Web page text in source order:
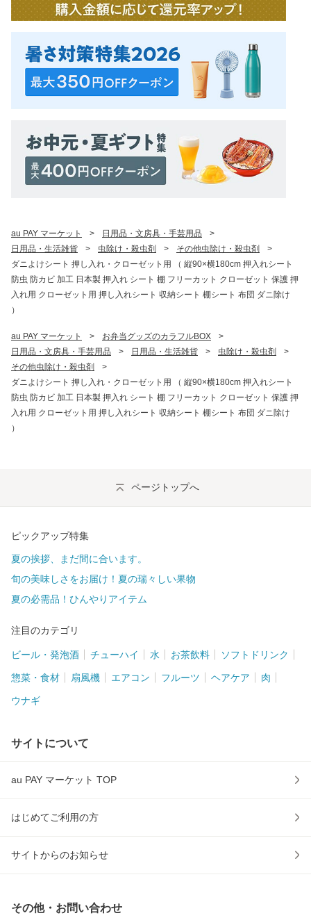
au PAY マーケット > 日用品・文房具・手芸用品
>
日用品・生活雑貨
> 虫除け・殺虫剤 > その他虫除け・殺虫剤
>
ダニよけシート 押し入れ・クローゼット用 （ 縦90×横180cm 押入れシート
防虫 防カビ 加工 日本製 押入れ シート 棚 フリーカット クローゼット 保護 押
入れ用 クローゼット用 押し入れシート 収納シート 棚シート 布団 ダニ除け
）
au PAY マーケット > お弁当グッズのカラフルBOX
>
日用品・文房具・手芸用品
> 日用品・生活雑貨 > 虫除け・殺虫剤
>
その他虫除け・殺虫剤
>
ダニよけシート 押し入れ・クローゼット用 （ 縦90×横180cm 押入れシート
防虫 防カビ 加工 日本製 押入れ シート 棚 フリーカット クローゼット 保護 押
入れ用 クローゼット用 押し入れシート 収納シート 棚シート 布団 ダニ除け
）
ページトップへ
ピックアップ特集
夏の挨拶、まだ間に合います。
旬の美味しさをお届け！夏の瑞々しい果物
夏の必需品！ひんやりアイテム
注目のカテゴリ
ビール・発泡酒 チューハイ 水 お茶飲料 ソフトドリンク
惣菜・食材 扇風機 エアコン フルーツ ヘアケア 肉
ウナギ
サイトについて
au PAY マーケット TOP
はじめてご利用の方
サイトからのお知らせ
その他・お問い合わせ